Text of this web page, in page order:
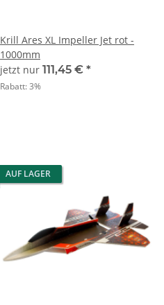
Krill Ares XL Impeller Jet rot -
1000mm
jetzt nur 111,45 € *
Rabatt:3%
AUF LAGER